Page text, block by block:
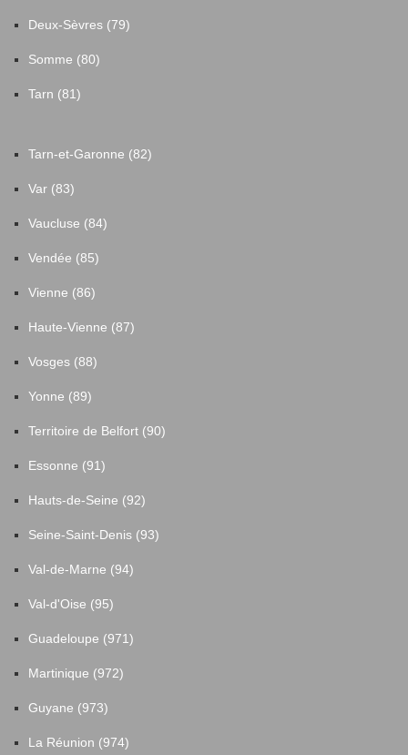
Deux-Sèvres (79)
Somme (80)
Tarn (81)
Tarn-et-Garonne (82)
Var (83)
Vaucluse (84)
Vendée (85)
Vienne (86)
Haute-Vienne (87)
Vosges (88)
Yonne (89)
Territoire de Belfort (90)
Essonne (91)
Hauts-de-Seine (92)
Seine-Saint-Denis (93)
Val-de-Marne (94)
Val-d'Oise (95)
Guadeloupe (971)
Martinique (972)
Guyane (973)
La Réunion (974)